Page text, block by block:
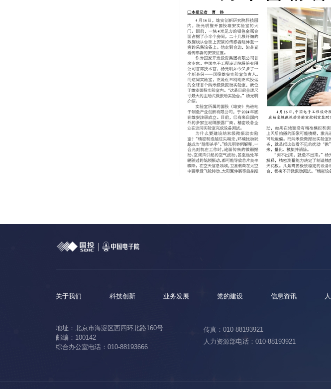
关于我们 科技创新 业务发展 党的建设 信息资讯
地址：北京市海淀区西四环北路160号
邮编：100142
综合办公室电话：010-88193666
传真：010-88193921
人力资源部电话：010-88193921